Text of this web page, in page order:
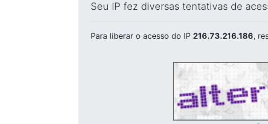
Seu IP fez diversas tentativas de
Para liberar o acesso do IP 216.73.216.186,